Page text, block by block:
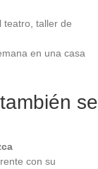
teatro, taller de
en una casa
se
con su